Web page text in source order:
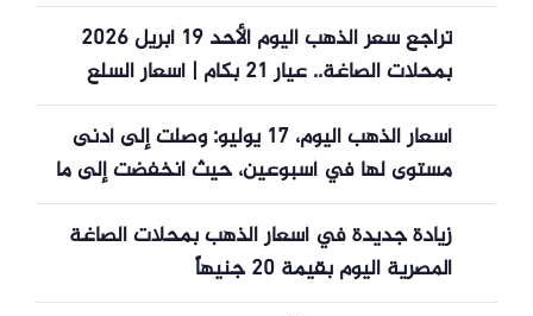
تراجع سعر الذهب اليوم الأحد 19 أبريل 2026
بمحلات الصاغة.. عيار 21 بكام | أسعار السلع
أسعار الذهب اليوم، 17 يوليو: وصلت إلى أدنى
مستوى لها في أسبوعين، حيث انخفضت إلى ما
دون مستوى 4000 دولار.
زيادة جديدة في أسعار الذهب بمحلات الصاغة
المصرية اليوم بقيمة 20 جنيهاً